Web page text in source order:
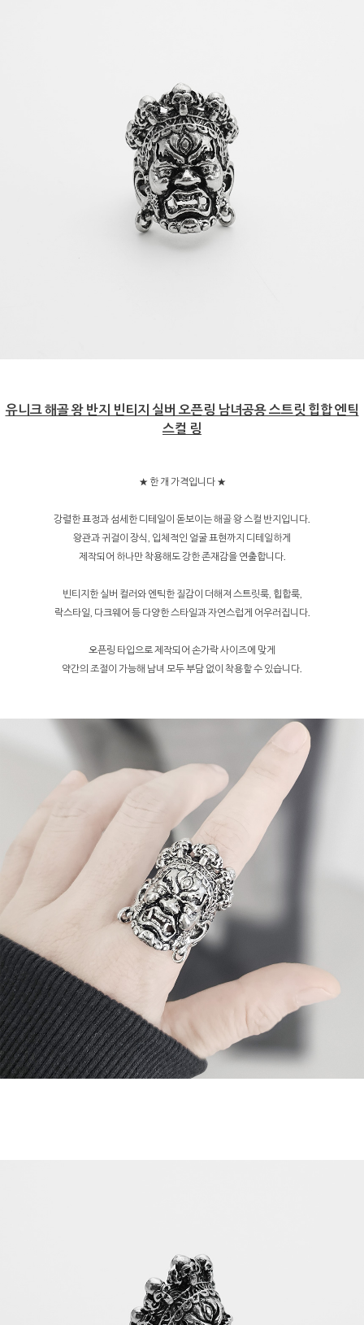
유니크 해골 왕 반지 빈티지 실버 오픈링 남녀공용 스트릿 힙합 엔틱
스컬 링
★ 한 개 가격입니다 ★
강렬한 표정과 섬세한 디테일이 돋보이는 해골 왕 스컬 반지입니다.
왕관과 귀걸이 장식, 입체적인 얼굴 표현까지 디테일하게
제작되어 하나만 착용해도 강한 존재감을 연출합니다.
빈티지한 실버 컬러와 엔틱한 질감이 더해져 스트릿룩, 힙합룩,
락스타일, 다크웨어 등 다양한 스타일과 자연스럽게 어우러집니다.
오픈링 타입으로 제작되어 손가락 사이즈에 맞게
약간의 조절이 가능해 남녀 모두 부담 없이 착용할 수 있습니다.